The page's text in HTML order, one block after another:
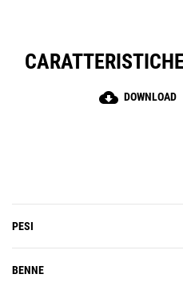
cloud_download DOWNLOAD
PESI
BENNE